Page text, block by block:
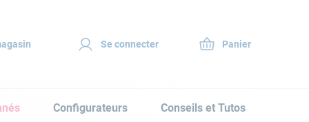
Se connecter
Configurateurs Conseils et Tutos